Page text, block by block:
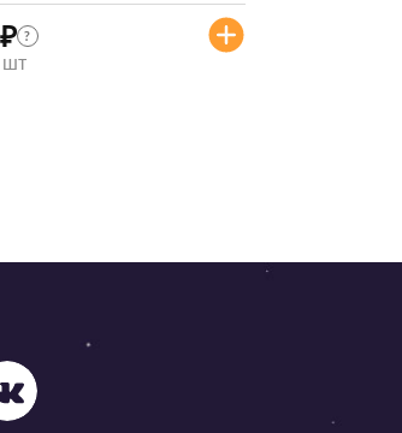
₽ ?
шт